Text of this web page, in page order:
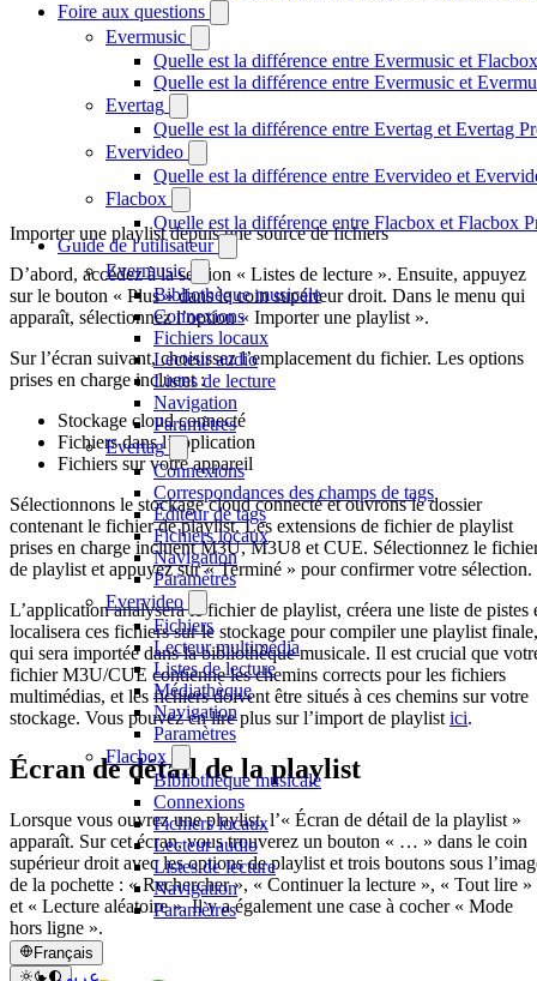
Foire aux questions
Evermusic
Quelle est la différence entre Evermusic et Flacbox
Quelle est la différence entre Evermusic et
Evertag
Quelle est la différence entre Evertag et Evertag
Evervideo
Quelle est la différence entre Evervideo et
Flacbox
Quelle est la différence entre Flacbox et Flacbox
Guide de l'utilisateur
Evermusic
Bibliothèque musicale
Connexions
Fichiers locaux
Lecteur audio
Listes de lecture
Navigation
Paramètres
Evertag
Connexions
Correspondances des champs de tags
Éditeur de tags
Fichiers locaux
Navigation
Paramètres
Evervideo
Fichiers
Lecteur multimédia
Listes de lecture
Médiathèque
Navigation
Paramètres
Flacbox
Bibliothèque musicale
Connexions
Fichiers locaux
Lecteur audio
Listes de lecture
Navigation
Paramètres
Français
عربي
Importer une playlist depuis une source de fichiers
D’abord, accédez à la section « Listes de lecture ». Ensuite, appuyez
sur le bouton « Plus » dans le coin supérieur droit. Dans le menu qui
apparaît, sélectionnez l’option « Importer une playlist ».
Sur l’écran suivant, choisissez l’emplacement du fichier. Les options
prises en charge incluent :
Stockage cloud connecté
Fichiers dans l’application
Fichiers sur votre appareil
Sélectionnons le stockage cloud connecté et ouvrons le dossier
contenant le fichier de playlist. Les extensions de fichier de playlist
prises en charge incluent M3U, M3U8 et CUE. Sélectionnez le
de playlist et appuyez sur « Terminé » pour confirmer votre sélection.
L’application analysera le fichier de playlist, créera une liste de pistes
localisera ces fichiers sur le stockage pour compiler une playlist finale,
qui sera importée dans la bibliothèque musicale. Il est crucial que
fichier M3U/CUE contienne les chemins corrects pour les fichiers
multimédias, et les fichiers doivent être situés à ces chemins sur votre
stockage. Vous pouvez en lire plus sur l’import de playlist ici.
Écran de détail de la playlist
Lorsque vous ouvrez une playlist, l’« Écran de détail de la playlist »
apparaît. Sur cet écran, vous trouverez un bouton « … » dans le coin
supérieur droit avec les options de playlist et trois boutons sous
de la pochette : « Rechercher », « Continuer la lecture », « Tout lire »
et « Lecture aléatoire ». Il y a également une case à cocher « Mode
hors ligne ».